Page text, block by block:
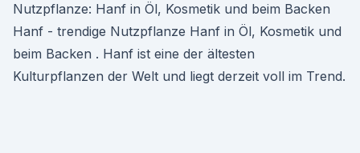
Nutzpflanze: Hanf in Öl, Kosmetik und beim Backen
Hanf - trendige Nutzpflanze Hanf in Öl, Kosmetik und
beim Backen . Hanf ist eine der ältesten
Kulturpflanzen der Welt und liegt derzeit voll im Trend.